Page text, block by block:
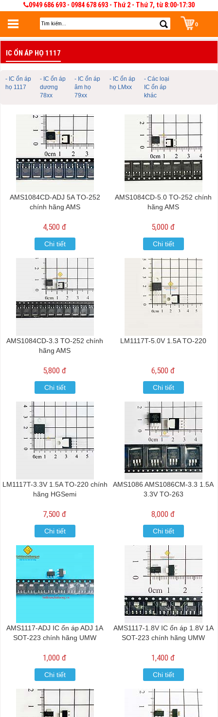
0949 686 693 - 0984 678 693 - Thứ 2 - Thứ 7, từ 8:00-17:30
0
Đăng nhập
Đăng nhập để lưu giỏ hàng 30 ngày. Có thể sửa và quản lý giỏ hàng và đơn
hàng
IC ỔN ÁP HỌ 1117
- IC ổn áp
họ 1117
- IC ổn áp
dương
78xx
- IC ổn áp
âm họ
79xx
- IC ổn áp
họ LMxx
- Các loại
IC ổn áp
khác
AMS1084CD-ADJ 5A TO-252
chính hãng AMS
4,500 đ
Chi tiết
AMS1084CD-5.0 TO-252 chính
hãng AMS
5,000 đ
Chi tiết
AMS1084CD-3.3 TO-252 chính
hãng AMS
5,800 đ
Chi tiết
LM1117T-5.0V 1.5A TO-220
6,500 đ
Chi tiết
LM1117T-3.3V 1.5A TO-220 chính
hãng HGSemi
7,500 đ
Chi tiết
AMS1086 AMS1086CM-3.3 1.5A
3.3V TO-263
8,000 đ
Chi tiết
AMS1117-ADJ IC ổn áp ADJ 1A
SOT-223 chính hãng UMW
1,000 đ
Chi tiết
AMS1117-1.8V IC ổn áp 1.8V 1A
SOT-223 chính hãng UMW
1,400 đ
Chi tiết